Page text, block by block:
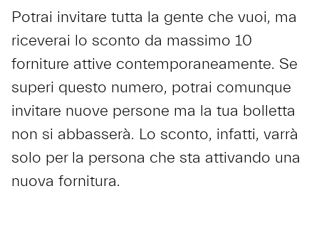
Potrai invitare tutta la gente che vuoi, ma
riceverai lo sconto da massimo 10
forniture attive contemporaneamente. Se
superi questo numero, potrai comunque
invitare nuove persone ma la tua bolletta
non si abbasserà. Lo sconto, infatti, varrà
solo per la persona che sta attivando una
nuova fornitura.